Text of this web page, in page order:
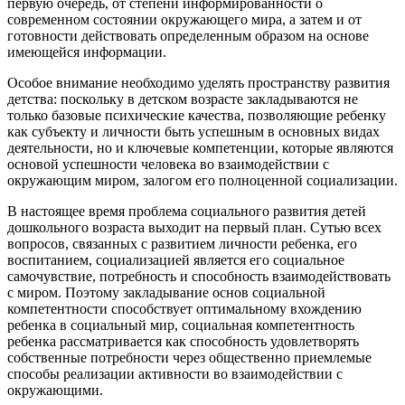
первую очередь, от степени информированности о
современном состоянии окружающего мира, а затем и от
готовности действовать определенным образом на основе
имеющейся информации.
Особое внимание необходимо уделять пространству развития
детства: поскольку в детском возрасте закладываются не
только базовые психические качества, позволяющие ребенку
как субъекту и личности быть успешным в основных видах
деятельности, но и ключевые компетенции, которые являются
основой успешности человека во взаимодействии с
окружающим миром, залогом его полноценной социализации.
В настоящее время проблема социального развития детей
дошкольного возраста выходит на первый план. Сутью всех
вопросов, связанных с развитием личности ребенка, его
воспитанием, социализацией является его социальное
самочувствие, потребность и способность взаимодействовать
с миром. Поэтому закладывание основ социальной
компетентности способствует оптимальному вхождению
ребенка в социальный мир, социальная компетентность
ребенка рассматривается как способность удовлетворять
собственные потребности через общественно приемлемые
способы реализации активности во взаимодействии с
окружающими.